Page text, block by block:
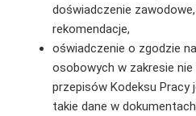
doświadczenie
rekomendacje,
oświadczenie o zgodzie
osobowych w zakresie nie
przepisów Kodeksu Pracy
takie dane w